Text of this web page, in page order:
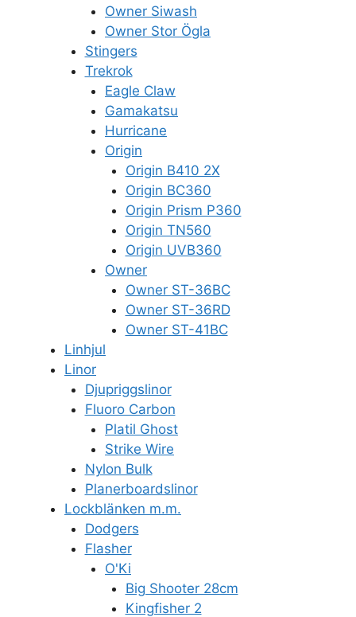
Owner Siwash
Owner Stor Ögla
Stingers
Trekrok
Eagle Claw
Gamakatsu
Hurricane
Origin
Origin B410 2X
Origin BC360
Origin Prism P360
Origin TN560
Origin UVB360
Owner
Owner ST-36BC
Owner ST-36RD
Owner ST-41BC
Linhjul
Linor
Djupriggslinor
Fluoro Carbon
Platil Ghost
Strike Wire
Nylon Bulk
Planerboardslinor
Lockblänken m.m.
Dodgers
Flasher
O'Ki
Big Shooter 28cm
Kingfisher 2